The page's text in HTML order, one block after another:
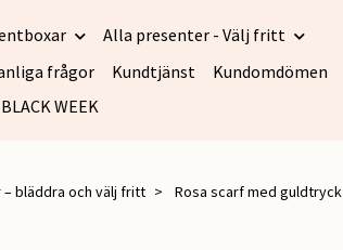
Alla presenter - Välj fritt
frågor Kundtjänst
Kundomdömen
WEEK
bläddra och välj fritt Rosa scarf med guldtryck